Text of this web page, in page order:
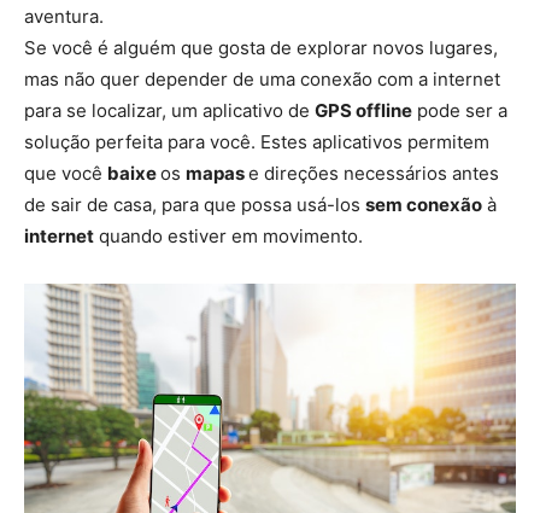
aventura.
Se você é alguém que gosta de explorar novos lugares,
mas não quer depender de uma conexão com a internet
para se localizar, um aplicativo de GPS offline pode ser a
solução perfeita para você. Estes aplicativos permitem
que você baixeos mapase direções necessários antes
de sair de casa, para que possa usá-los sem conexão à
internet quando estiver em movimento.